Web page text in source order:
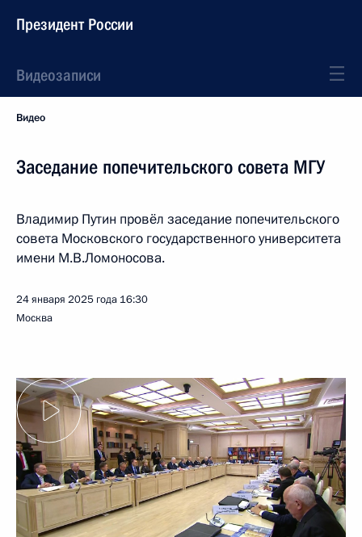
Президент России
Видеозаписи
Видео
Заседание попечительского совета МГУ
Владимир Путин провёл заседание попечительского
совета Московского государственного университета
имени М.В.Ломоносова.
24 января 2025 года 16:30
Москва